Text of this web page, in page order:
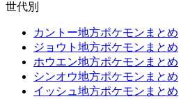
世代別
カントー地方ポケモンまとめ
ジョウト地方ポケモンまとめ
ホウエン地方ポケモンまとめ
シンオウ地方ポケモンまとめ
イッシュ地方ポケモンまとめ